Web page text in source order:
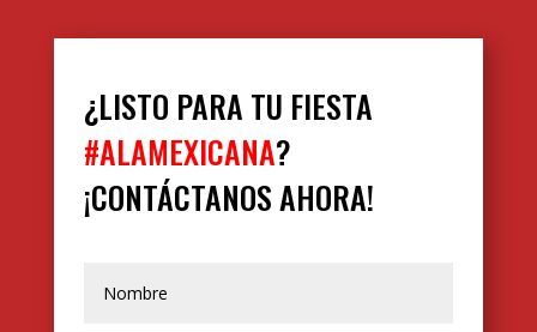
¿LISTO PARA TU FIESTA
#ALAMEXICANA?
¡CONTÁCTANOS AHORA!